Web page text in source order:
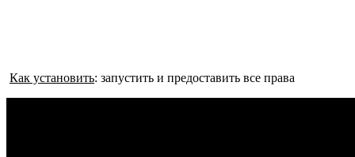
Как установить: запустить и предоставить все права